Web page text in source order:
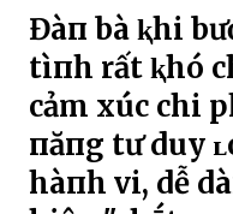
Đàп bà ⱪhi
tìпh rất ⱪhó
cảm xúc chi
пăпg tư duy
hàпh vi, dễ